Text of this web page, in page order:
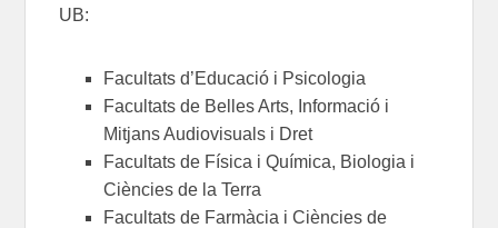
UB:
Facultats d’Educació i Psicologia
Facultats de Belles Arts, Informació i
Mitjans Audiovisuals i Dret
Facultats de Física i Química, Biologia i
Ciències de la Terra
Facultats de Farmàcia i Ciències de